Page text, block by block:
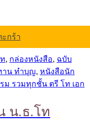
ะกร้า
, กล่องหนังสือ, ฉบับ
าน ทำบุญ, หนังสือนัก
ม รวมทุกชั้น ตรี โท เอก
น.ธ.โท